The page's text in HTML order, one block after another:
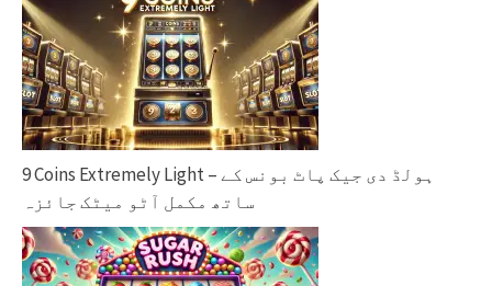
9 Coins Extremely Light – ہولڈ دی جیک پاٹ بونس کے
ساتھ مکمل آٹو میٹک جائزہ